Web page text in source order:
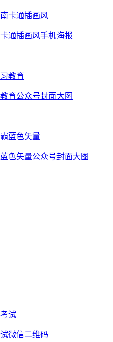
通插画风手机海报
育公众号封面大图
色矢量公众号封面大图
微信二维码